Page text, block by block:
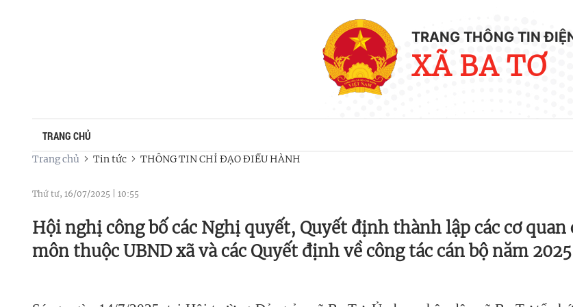
TRANG THÔNG TIN
XÃ BA TƠ
TRANG CHỦ
Trang chủ Tin tức THÔNG TIN CHỈ ĐẠO ĐIỀU HÀNH
Thứ tư, 16/07/2025 10:55
Hội nghị công bố các Nghị quyết, Quyết định thành lập các cơ quan
môn thuộc UBND xã và các Quyết định về công tác cán bộ năm 2025